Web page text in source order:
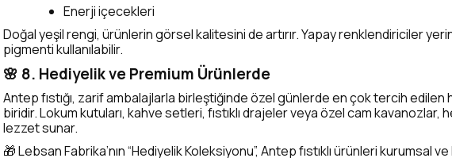
Enerji içecekleri
Doğal yeşil rengi, ürünlerin görsel kalitesini de artırır. Yapay renklendiriciler
pigmenti kullanılabilir.
🌸 8. Hediyelik ve Premium Ürünlerde
Antep fıstığı, zarif ambalajlarla birleştiğinde özel günlerde en çok tercih edilen
biridir. Lokum kutuları, kahve setleri, fıstıklı drajeler veya özel cam kavanozlar,
lezzet sunar.
🎁 Lebsan Fabrika’nın “Hediyelik Koleksiyonu”, Antep fıstıklı ürünleri kurumsal